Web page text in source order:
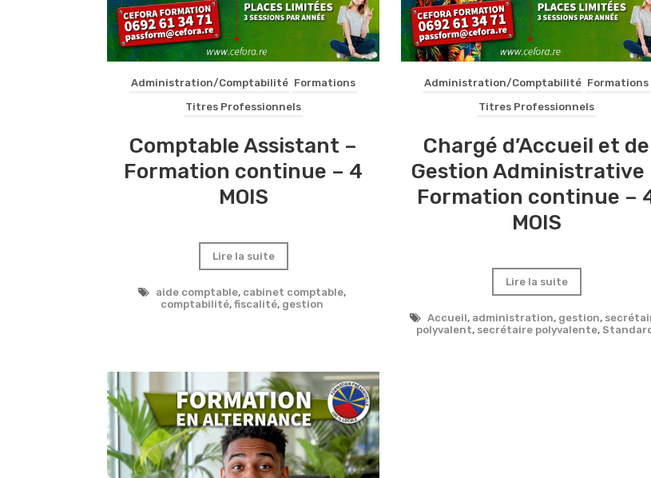
Administration/Comptabilité Formations
Titres Professionnels
Comptable Assistant –
Formation continue – 4
MOIS
Lire la suite
aide comptable, cabinet comptable,
comptabilité,fiscalité, gestion
Administration/Comptabilité Formations
Titres Professionnels
Chargé d’Accueil et de
Gestion Administrative
Formation continue –
MOIS
Lire la suite
Accueil, administration, gestion,
polyvalent, secrétaire polyvalente,